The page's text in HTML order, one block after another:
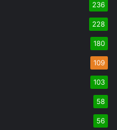
236
228
180
109
103
58
56